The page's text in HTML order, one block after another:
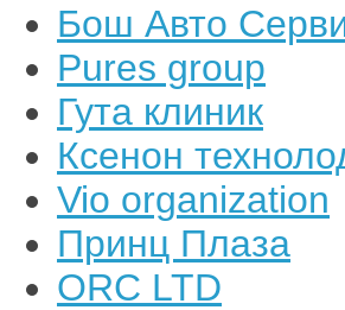
Бош Авто
Pures group
Гута клиник
Ксенон
Vio organization
Принц Плаза
ORC LTD